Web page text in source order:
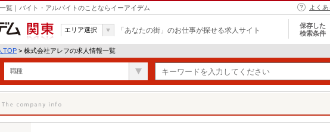
覧｜バイト・アルバイトのことならイーアイデム よく
関東
エリア選択 「あなたの街」のお仕事が探せる求人サイト
保存した
検索条件
TOP > 株式会社アレフの求人情報一覧
職種